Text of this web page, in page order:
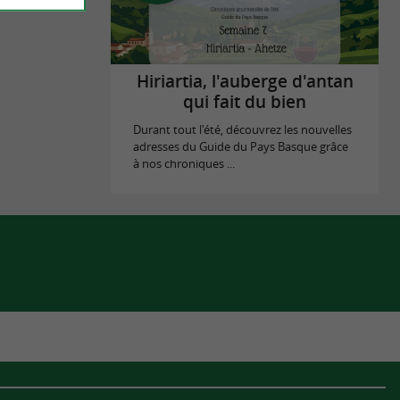
Hiriartia, l'auberge d'antan
qui fait du bien
Durant tout l'été, découvrez les nouvelles
adresses du Guide du Pays Basque grâce
à nos chroniques ...